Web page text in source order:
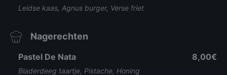
Leidse kaas, Agnus burger, Verse friet
Nagerechten
Pastel De Nata
Bladerdeeg taartje, Pistache, Honing
8,00€